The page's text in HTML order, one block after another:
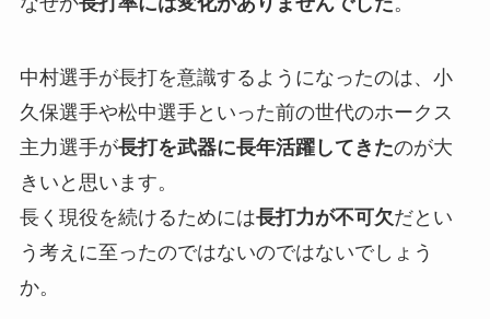
中村選手が長打を意識するようになったのは、小
久保選手や松中選手といった前の世代のホークス
主力選手が長打を武器に長年活躍してき たのが大
きいと思います。
長く現役を続けるためには長打力が不可欠だとい
う考えに至ったのではないのではないでしょう
か。